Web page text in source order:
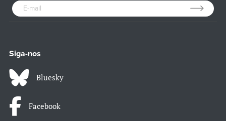
Siga-nos
Bluesky
Facebook